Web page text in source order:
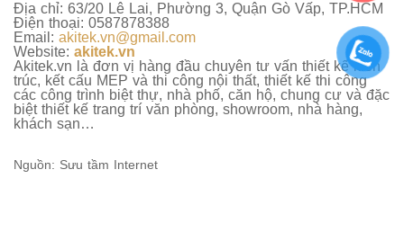
Địa chỉ: 63/20 Lê Lai, Phường 3, Quận Gò Vấp, TP.HCM
Điện thoại: 0587878388
Email: akitek.vn@gmail.com
Website: akitek.vn
Akitek.vn là đơn vị hàng đầu chuyên tư vấn thiết kế kiến
trúc, kết cấu MEP và thi công nội thất, thiết kế thi công
các công trình biệt thự, nhà phố, căn hộ, chung cư và đặc
biệt thiết kế trang trí văn phòng, showroom, nhà hàng,
khách sạn…
Nguồn: Sưu tầm Internet